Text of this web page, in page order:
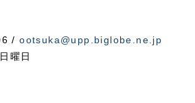
/ootsuka@upp.biglobe.ne.jp
曜日